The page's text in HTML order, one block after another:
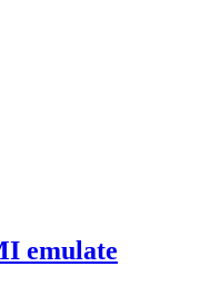
emulate